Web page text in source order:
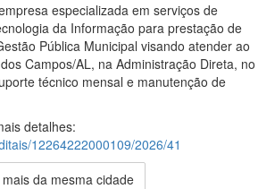
especializada em serviços de
da Informação para prestação de
Pública Municipal visando atender ao
Campos/AL, na Administração Direta, no
técnico mensal e manutenção de
detalhes:
12264222000109/2026/41
mais da mesma cidade